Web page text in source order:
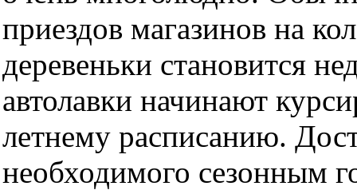
приездов магазинов на
деревеньки становится
автолавки начинают
летнему расписанию.
необходимого сезонным